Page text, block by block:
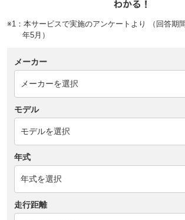
※1：本サービスで実施のアンケートより （回答期
年5月）
メーカー
モデル
年式
走行距離